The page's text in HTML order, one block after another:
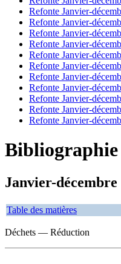
Refonte Janvier-
Refonte Janvier-
Refonte Janvier-
Refonte Janvier-
Refonte Janvier-
Refonte Janvier-
Refonte Janvier-
Refonte Janvier-
Refonte Janvier-
Refonte Janvier-
Refonte Janvier-
Bibliographie
Janvier-décembre
Table des matières
Déchets — Réduction